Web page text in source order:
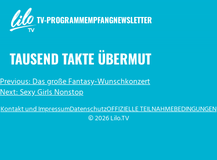
Inhalt
springen
TV-PROGRAMMEMPFANGNEWSLETTER
TAUSEND TAKTE ÜBERMUT
BEITRAGSNAVIGATION
Previous:Das große Fantasy-Wunschkonzert
Next:Sexy Girls Nonstop
© 2026 Lilo.TV
Kontakt und ImpressumDatenschutzOFFIZIELLE TEILNAHMEBEDINGUNGEN